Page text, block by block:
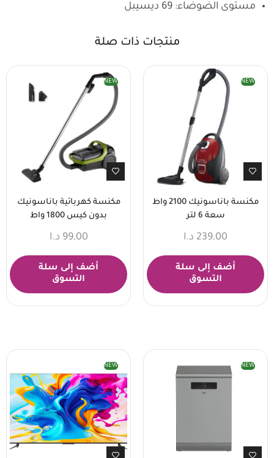
مستوى الضوضاء: 69 ديسيبل
منتجات ذات صلة
NEW
مكنسة باناسونيك 2100 واط
سعة 6 لتر
239,00 د.ا
أضف إلى سلة
التسوق
NEW
مكنسة كهربائية باناسونيك
بدون كيس 1800 واط
99,00 د.ا
أضف إلى سلة
التسوق
NEW
NEW